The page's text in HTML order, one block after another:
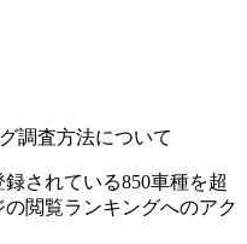
調査方法について
されている850車種を超
閲覧ランキングへのアク